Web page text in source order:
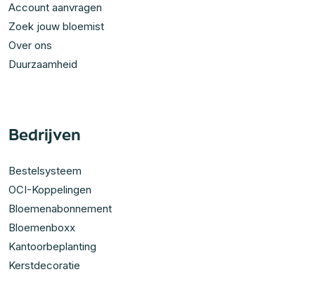
Account aanvragen
Zoek jouw bloemist
Over ons
Duurzaamheid
Bedrijven
Bestelsysteem
OCI-Koppelingen
Bloemenabonnement
Bloemenboxx
Kantoorbeplanting
Kerstdecoratie